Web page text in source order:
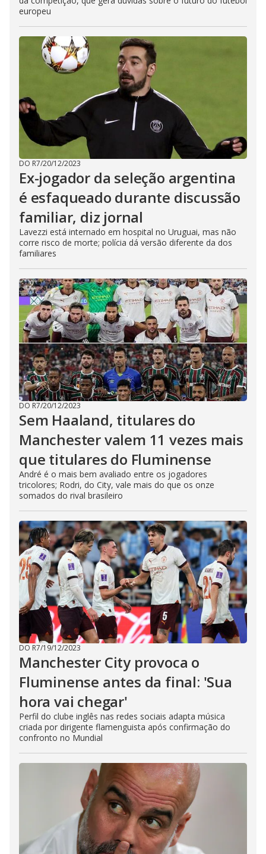
europeu
DO R7/20/12/2023
Ex-jogador da seleção argentina
é esfaqueado durante discussão
familiar, diz jornal
Lavezzi está internado em hospital no Uruguai, mas não
corre risco de morte; polícia dá versão diferente da dos
familiares
DO R7/20/12/2023
Sem Haaland, titulares do
Manchester valem 11 vezes mais
que titulares do Fluminense
André é o mais bem avaliado entre os jogadores
tricolores; Rodri, do City, vale mais do que os onze
somados do rival brasileiro
DO R7/19/12/2023
Manchester City provoca o
Fluminense antes da final: 'Sua
hora vai chegar'
Perfil do clube inglês nas redes sociais adapta música
criada por dirigente flamenguista após confirmação do
confronto no Mundial